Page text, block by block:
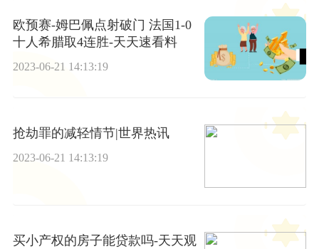
欧预赛-姆巴佩点射破门 法国1-0
十人希腊取4连胜-天天速看料
2023-06-21 14:13:19
抢劫罪的减轻情节|世界热讯
2023-06-21 14:13:19
买小产权的房子能贷款吗-天天观